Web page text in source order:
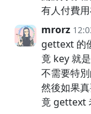
有人付費
mrorz
gettext 的
竟 key 就是
不需要特
然後如果
竟 gettext